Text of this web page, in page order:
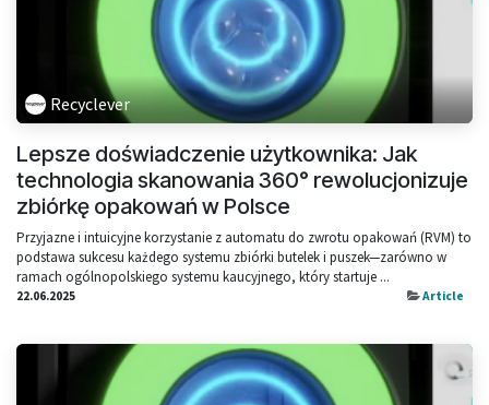
Recyclever
Lepsze doświadczenie użytkownika: Jak
technologia skanowania 360° rewolucjonizuje
zbiórkę opakowań w Polsce
Przyjazne i intuicyjne korzystanie z automatu do zwrotu opakowań (RVM) to
podstawa sukcesu każdego systemu zbiórki butelek i puszek—zarówno w
ramach ogólnopolskiego systemu kaucyjnego, który startuje ...
22.06.2025 Article